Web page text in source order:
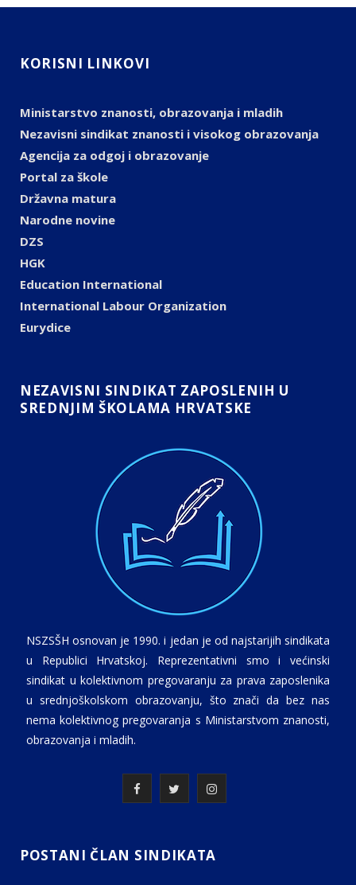
KORISNI LINKOVI
Ministarstvo znanosti, obrazovanja i mladih
Nezavisni sindikat znanosti i visokog obrazovanja
Agencija za odgoj i obrazovanje
Portal za škole
Državna matura
Narodne novine
DZS
HGK
Education International
International Labour Organization
Eurydice
NEZAVISNI SINDIKAT ZAPOSLENIH U
SREDNJIM ŠKOLAMA HRVATSKE
NSZSŠH osnovan je 1990. i jedan je od najstarijih sindikata
u Republici Hrvatskoj. Reprezentativni smo i većinski
sindikat u kolektivnom pregovaranju za prava zaposlenika
u srednjoškolskom obrazovanju, što znači da bez nas
nema kolektivnog pregovaranja s Ministarstvom znanosti,
obrazovanja i mladih.
F
c
i
I
POSTANI ČLAN SINDIKATA